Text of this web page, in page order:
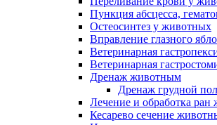
Пункция абсцесса,
Остеосинтез у животных
Вправление глазного
Ветеринарная
Ветеринарная
Дренаж животным
Дренаж грудной
Лечение и обработка
Кесарево сечение